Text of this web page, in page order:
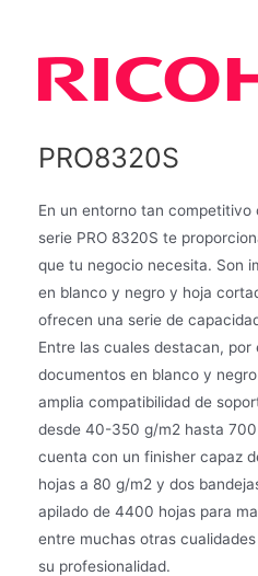
PRO8320S
En un entorno tan competitivo
serie PRO 8320S te
que tu negocio necesita. Son
en blanco y negro y hoja
ofrecen una serie de
Entre las cuales destacan,
documentos en blanco y
amplia compatibilidad de
desde 40-350 g/m2 hasta
cuenta con un finisher capaz
hojas a 80 g/m2 y dos
apilado de 4400 hojas para
entre muchas otras
su profesionalidad.